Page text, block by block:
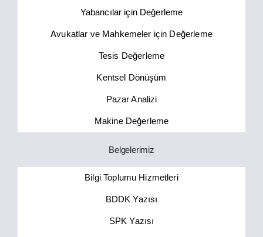
Yabancılar için Değerleme
Avukatlar ve Mahkemeler için Değerleme
Tesis Değerleme
Kentsel Dönüşüm
Pazar Analizi
Makine Değerleme
Belgelerimiz
Bilgi Toplumu Hizmetleri
BDDK Yazısı
SPK Yazısı